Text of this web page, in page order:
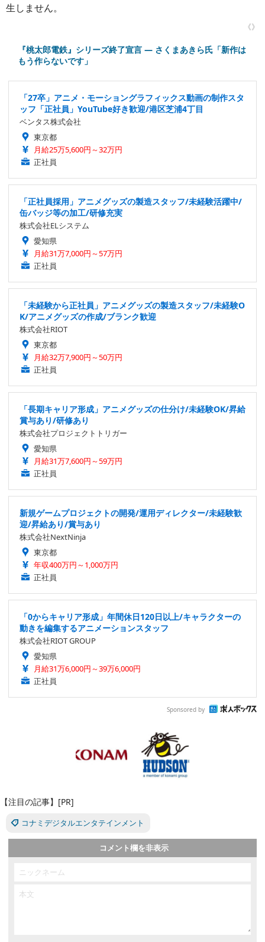
生しません。
《》
『桃太郎電鉄』シリーズ終了宣言 ― さくまあきら氏「新作は
もう作らないです」
「27卒」アニメ・モーショングラフィックス動画の制作スタ
ッフ「正社員」YouTube好き歓迎/港区芝浦4丁目
ベンタス株式会社
東京都
月給25万5,600円～32万円
正社員
「正社員採用」アニメグッズの製造スタッフ/未経験活躍中/
缶バッジ等の加工/研修充実
株式会社ELシステム
愛知県
月給31万7,000円～57万円
正社員
「未経験から正社員」アニメグッズの製造スタッフ/未経験O
K/アニメグッズの作成/ブランク歓迎
株式会社RIOT
東京都
月給32万7,900円～50万円
正社員
「長期キャリア形成」アニメグッズの仕分け/未経験OK/昇給
賞与あり/研修あり
株式会社プロジェクトトリガー
愛知県
月給31万7,600円～59万円
正社員
新規ゲームプロジェクトの開発/運用ディレクター/未経験歓
迎/昇給あり/賞与あり
株式会社NextNinja
東京都
年収400万円～1,000万円
正社員
「0からキャリア形成」年間休日120日以上/キャラクターの
動きを編集するアニメーションスタッフ
株式会社RIOT GROUP
愛知県
月給31万6,000円～39万6,000円
正社員
Sponsored by
【注目の記事】[PR]
コナミデジタルエンタテインメント
コメント欄を非表示